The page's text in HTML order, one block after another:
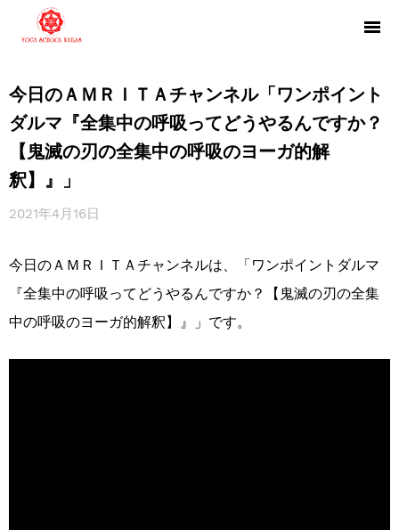
今日のＡＭＲＩＴＡチャンネル「ワンポイント
ダルマ『全集中の呼吸ってどうやるんですか？
【鬼滅の刃の全集中の呼吸のヨーガ的解
釈】』」
2021年4月16日
今日のＡＭＲＩＴＡチャンネルは、「ワンポイントダルマ
『全集中の呼吸ってどうやるんですか？【鬼滅の刃の全集
中の呼吸のヨーガ的解釈】』」です。